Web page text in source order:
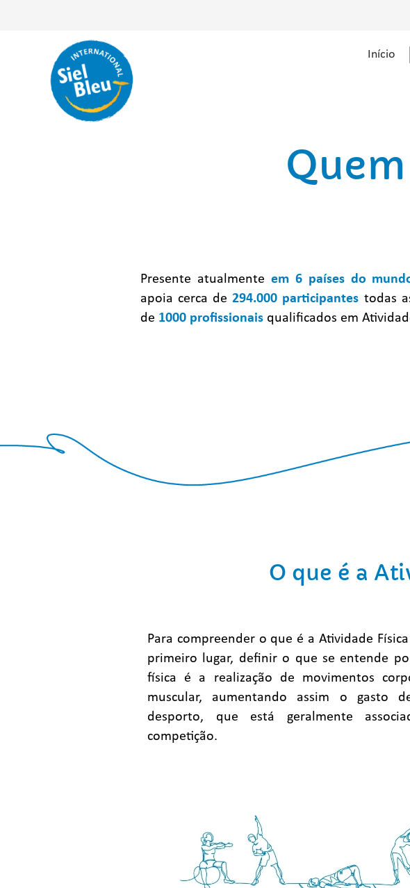
Início
Presente atualmente em 6 países do
apoia cerca de294.000 participantes todas
de 1000 profissionais qualificados em
O que é a
Para compreender o que é a Atividade
primeiro lugar, definir o que se entende
física é a realização de movimentos
muscular, aumentando assim o gasto
desporto, que está geralmente
competição.